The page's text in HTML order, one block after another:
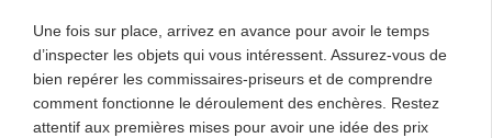
Une fois sur place, arrivez en avance pour avoir le temps
d’inspecter les objets qui vous intéressent. Assurez-vous de
bien repérer les commissaires-priseurs et de comprendre
comment fonctionne le déroulement des enchères. Restez
attentif aux premières mises pour avoir une idée des prix